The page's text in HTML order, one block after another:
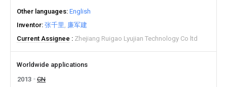
Other languages English
Inventor 张千里 廉军建
Current Assignee
Zhejiang Ruigao Lyujian Technology Co ltd
Worldwide applications
2013
CN